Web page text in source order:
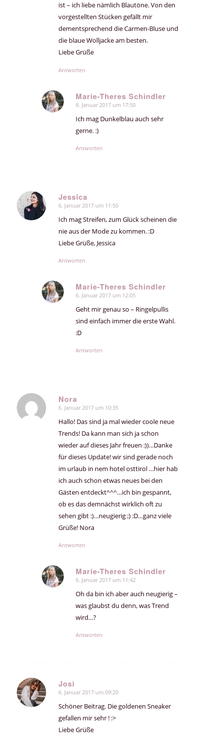
ist – ich liebe nämlich Blautöne. Von den
vorgestellten Stücken gefällt mir
dementsprechend die Carmen-Bluse und
die blaue Wolljacke am besten.
Liebe Grüße
Antworten
Marie-Theres Schindler
sagte:
8. Januar 2017 um 17:50
Ich mag Dunkelblau auch sehr
gerne. :)
Antworten
Jessica
sagte:
6. Januar 2017 um 11:50
Ich mag Streifen, zum Glück scheinen die
nie aus der Mode zu kommen. :D
Liebe Grüße, Jessica
Antworten
Marie-Theres Schindler
sagte:
6. Januar 2017 um 12:05
Geht mir genau so – Ringelpullis
sind einfach immer die erste Wahl.
:D
Antworten
Nora
sagte:
6. Januar 2017 um 10:35
Hallo! Das sind ja mal wieder coole neue
Trends! Da kann man sich ja schon
wieder auf dieses Jahr freuen :))…Danke
für dieses Update! wir sind gerade noch
im urlaub in nem hotel osttirol …hier hab
ich auch schon etwas neues bei den
Gästen entdeckt^^^…ich bin gespannt,
ob es das demnächst wirklich oft zu
sehen gibt :)…neugierig ;) :D…ganz viele
Grüße! Nora
Antworten
Marie-Theres Schindler
sagte:
6. Januar 2017 um 11:42
Oh da bin ich aber auch neugierig –
was glaubst du denn, was Trend
wird…?
Antworten
Josi
sagte:
6. Januar 2017 um 09:20
Schöner Beitrag. Die goldenen Sneaker
gefallen mir sehr ! :>
Liebe Grüße